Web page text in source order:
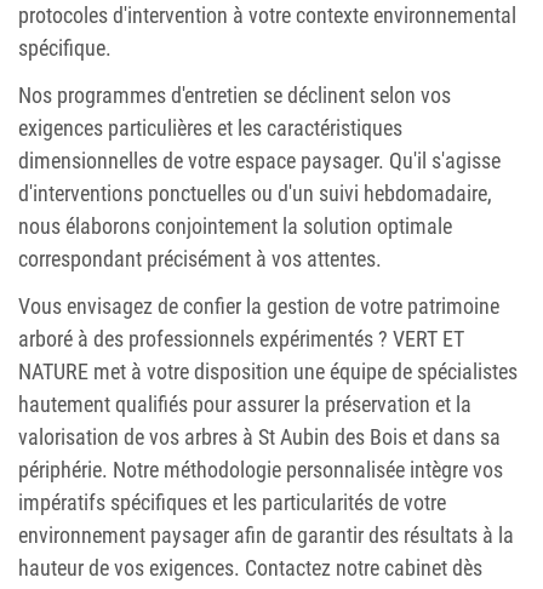
protocoles d'intervention à votre contexte environnemental
spécifique.
Nos programmes d'entretien se déclinent selon vos
exigences particulières et les caractéristiques
dimensionnelles de votre espace paysager. Qu'il s'agisse
d'interventions ponctuelles ou d'un suivi hebdomadaire,
nous élaborons conjointement la solution optimale
correspondant précisément à vos attentes.
Vous envisagez de confier la gestion de votre patrimoine
arboré à des professionnels expérimentés ? VERT ET
NATURE met à votre disposition une équipe de spécialistes
hautement qualifiés pour assurer la préservation et la
valorisation de vos arbres à St Aubin des Bois et dans sa
périphérie. Notre méthodologie personnalisée intègre vos
impératifs spécifiques et les particularités de votre
environnement paysager afin de garantir des résultats à la
hauteur de vos exigences. Contactez notre cabinet dès